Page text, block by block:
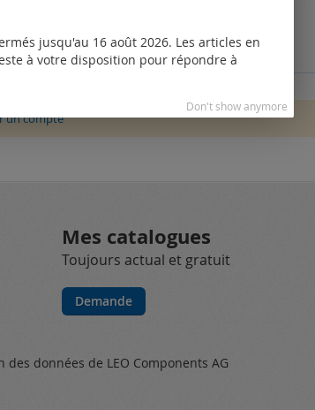
un compte
Mes catalogues
Toujours actual et gratuit
Demande
des données de LEO Components AG
jusqu'au 16 août 2026. Les articles en
à votre disposition pour répondre à
Don't show anymore